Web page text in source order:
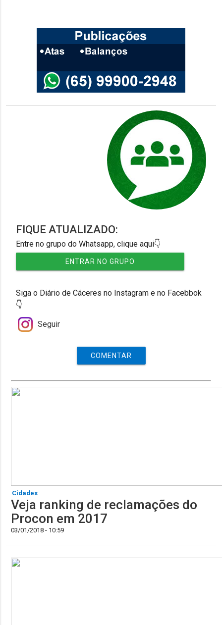
FIQUE ATUALIZADO:
Entre no grupo do Whatsapp, clique aqui👇
ENTRAR NO GRUPO
Siga o Diário de Cáceres no Instagram e no Facebbok
👇
Seguir
COMENTAR
Cidades
Veja ranking de reclamações do
Procon em 2017
03/01/2018 - 10:59